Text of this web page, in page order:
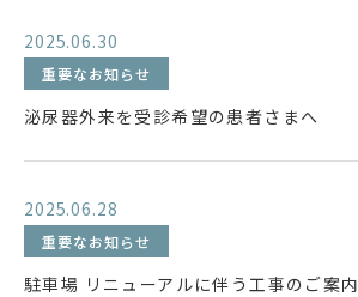
2025.06.30
重要なお知らせ
泌尿器外来を受診希望の患者さまへ
2025.06.28
重要なお知らせ
駐車場 リニューアルに伴う工事のご案内